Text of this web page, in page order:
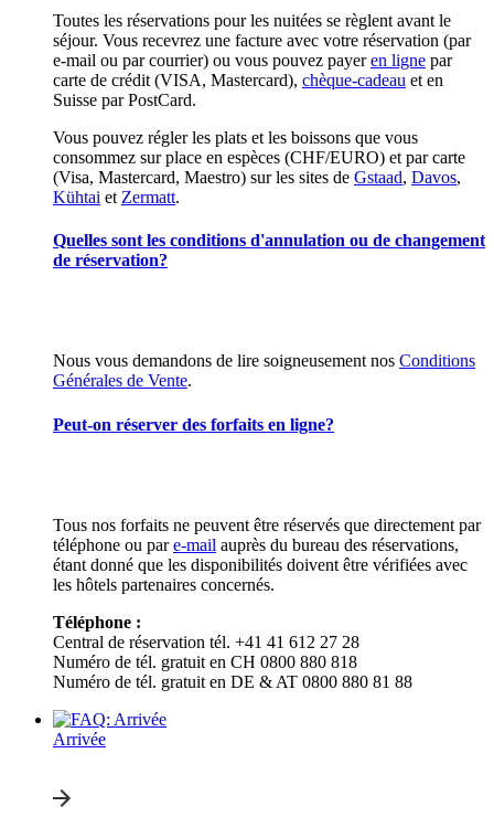
Toutes les réservations pour les nuitées se règlent avant le
séjour. Vous recevrez une facture avec votre réservation (par
e-mail ou par courrier) ou vous pouvez payeren ligne par
carte de crédit (VISA, Mastercard), chèque-cadeau et en
Suisse par PostCard.
Vous pouvez régler les plats et les boissons que vous
consommez sur place en espèces (CHF/EURO) et par carte
(Visa, Mastercard, Maestro) sur les sites de Gstaad, Davos,
Kühtai et Zermatt.
Quelles sont les conditions d'annulation ou de changement
de réservation?
Nous vous demandons de lire soigneusement nos Conditions
Générales de Vente.
Peut-on réserver des forfaits en ligne?
Tous nos forfaits ne peuvent être réservés que directement par
téléphone ou pare-mail auprès du bureau des réservations,
étant donné que les disponibilités doivent être vérifiées avec
les hôtels partenaires concernés.
Téléphone :
Central de réservation tél. +41 41 612 27 28
Numéro de tél. gratuit en CH 0800 880 818
Numéro de tél. gratuit en DE & AT 0800 880 81 88
Arrivée